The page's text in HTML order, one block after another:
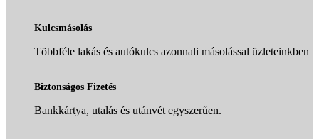
Kulcsmásolás
Többféle lakás és autókulcs azonnali másolással üzleteinkben
Biztonságos Fizetés
Bankkártya, utalás és utánvét egyszerűen.